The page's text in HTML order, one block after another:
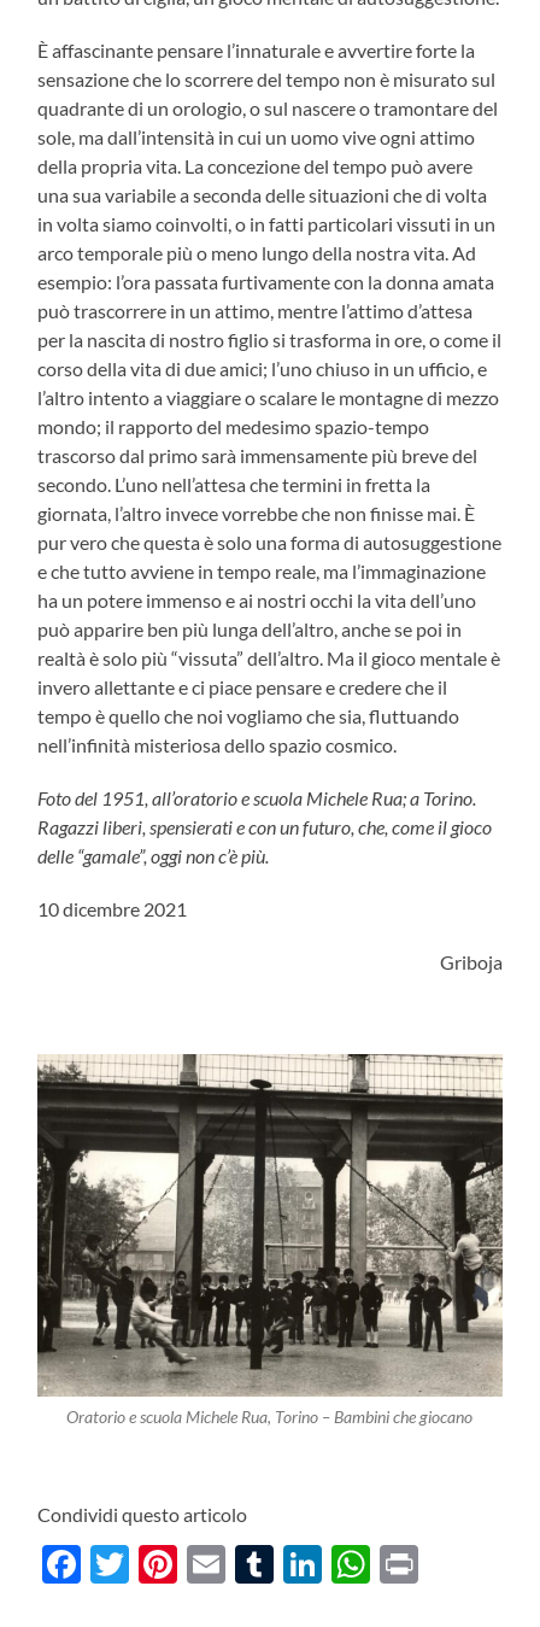
È affascinante pensare l’innaturale e avvertire forte la
sensazione che lo scorrere del tempo non è misurato sul
quadrante di un orologio, o sul nascere o tramontare del
sole, ma dall’intensità in cui un uomo vive ogni attimo
della propria vita. La concezione del tempo può avere
una sua variabile a seconda delle situazioni che di volta
in volta siamo coinvolti, o in fatti particolari vissuti in un
arco temporale più o meno lungo della nostra vita. Ad
esempio: l’ora passata furtivamente con la donna amata
può trascorrere in un attimo, mentre l’attimo d’attesa
per la nascita di nostro figlio si trasforma in ore, o come il
corso della vita di due amici; l’uno chiuso in un ufficio, e
l’altro intento a viaggiare o scalare le montagne di mezzo
mondo; il rapporto del medesimo spazio-tempo
trascorso dal primo sarà immensamente più breve del
secondo. L’uno nell’attesa che termini in fretta la
giornata, l’altro invece vorrebbe che non finisse mai. È
pur vero che questa è solo una forma di autosuggestione
e che tutto avviene in tempo reale, ma l’immaginazione
ha un potere immenso e ai nostri occhi la vita dell’uno
può apparire ben più lunga dell’altro, anche se poi in
realtà è solo più “vissuta” dell’altro. Ma il gioco mentale è
invero allettante e ci piace pensare e credere che il
tempo è quello che noi vogliamo che sia, fluttuando
nell’infinità misteriosa dello spazio cosmico.
Foto del 1951, all’oratorio e scuola Michele Rua; a Torino.
Ragazzi liberi, spensierati e con un futuro, che, come il gioco
delle “gamale”, oggi non c’è più.
10 dicembre 2021
Griboja
Oratorio e scuola Michele Rua, Torino – Bambini che giocano
Condividi questo articolo
Facebook
Twitter
Pinterest
EmailTumblr
LinkedIn